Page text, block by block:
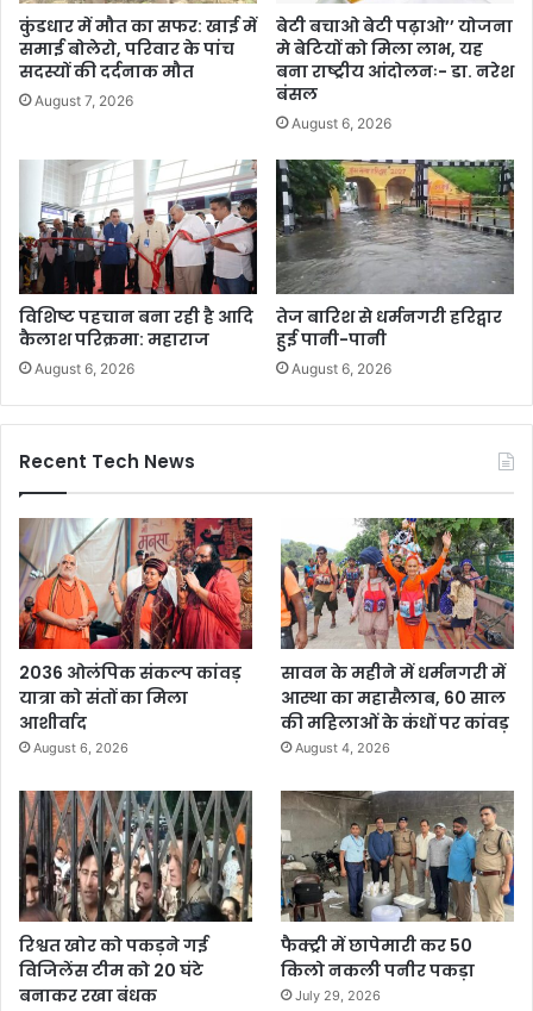
कुंडधार में मौत का सफर: खाई में
समाई बोलेरो, परिवार के पांच
सदस्यों की दर्दनाक मौत
August 7, 2026
बेटी बचाओ बेटी पढ़ाओ’’ योजना
मे बेटियों को मिला लाभ, यह
बना राष्ट्रीय आंदोलनः- डा. नरेश
बंसल
August 6, 2026
विशिष्ट पहचान बना रही है आदि
कैलाश परिक्रमा: महाराज
August 6, 2026
तेज बारिश से धर्मनगरी हरिद्वार
हुई पानी-पानी
August 6, 2026
Recent Tech News
2036 ओलंपिक संकल्प कांवड़
यात्रा को संतों का मिला
आशीर्वाद
August 6, 2026
सावन के महीने में धर्मनगरी में
आस्था का महासैलाब, 60 साल
की महिलाओं के कंधों पर कांवड़
August 4, 2026
रिश्वत खोर को पकड़ने गई
विजिलेंस टीम को 20 घंटे
बनाकर रखा बंधक
फैक्ट्री में छापेमारी कर 50
किलो नकली पनीर पकड़ा
July 29, 2026